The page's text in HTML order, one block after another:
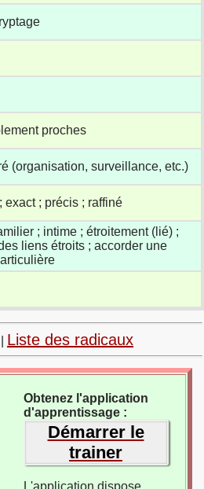
proches
(organisation, surveillance, etc.)
exact ; précis ; raffiné
; intime ; étroitement (lié) ;
liens étroits ; accorder une
Liste des radicaux
Obtenez l'application
d'apprentissage :
Démarrer le
trainer
L'application dispose